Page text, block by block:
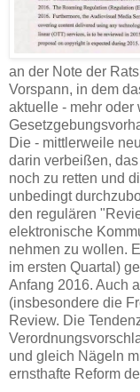
an der Note der
Vorspann, in dem
aktuelle - mehr oder
Die - mittlerweile
darin verbeißen,
noch zu retten und
unbedingt
den regulären
elektronische
nehmen zu wollen.
im ersten Quartal)
Anfang 2016. Auch
(insbesondere die
Review. Die
und gleich Nägeln
ernsthafte Reform